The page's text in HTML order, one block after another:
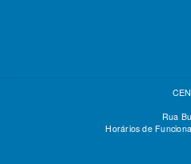
Rua
Horários de